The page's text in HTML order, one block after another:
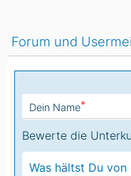
Forum und
Dein Name*
Bewerte die